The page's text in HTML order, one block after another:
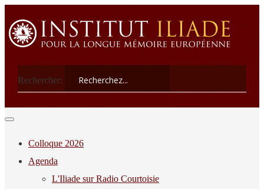
Rechercher:
Colloque 2026
Agenda
L'Iliade sur Radio Courtoisie